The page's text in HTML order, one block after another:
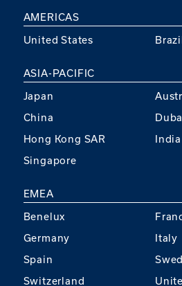
AMERICAS
United States Brazil
ASIA-PACIFIC
Japan
China
Hong Kong SAR
India
Singapore
EMEA
Benelux
Germany
Italy
Spain
Switzerland